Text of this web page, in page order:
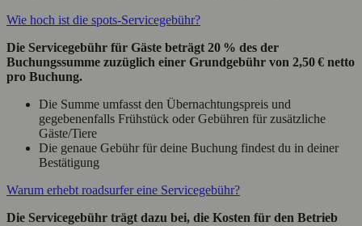
Wie hoch ist die spots-Servicegebühr?
Die Servicegebühr für Gäste beträgt 20 % des der
Buchungssumme zuzüglich einer Grundgebühr von 2,50 € netto
pro Buchung.
Die Summe umfasst den Übernachtungspreis und
gegebenenfalls Frühstück oder Gebühren für zusätzliche
Gäste/Tiere
Die genaue Gebühr für deine Buchung findest du in deiner
Bestätigung
Warum erhebt roadsurfer eine Servicegebühr?
Die Servicegebühr trägt dazu bei, die Kosten für den Betrieb